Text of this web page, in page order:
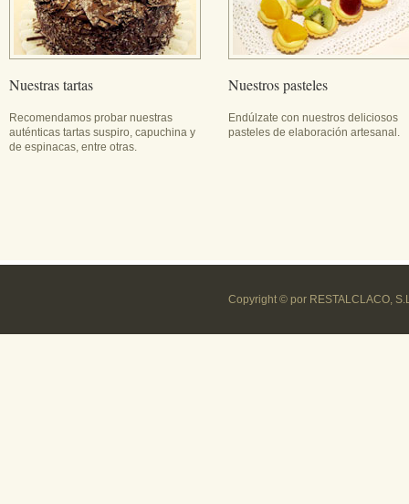
Nuestras tartas
Recomendamos probar nuestras
auténticas tartas suspiro, capuchina y
de espinacas, entre otras.
Nuestros pasteles
Endúlzate con nuestros deliciosos
pasteles de elaboración artesanal.
Copyright © por RESTALCLACO,